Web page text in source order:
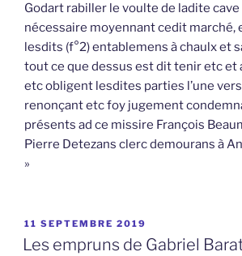
Godart rabiller le voulte de ladite
nécessaire moyennant cedit marché,
lesdits (f°2) entablemens à chaulx et
tout ce que dessus est dit tenir etc et
etc obligent lesdites parties l’une
renonçant etc foy jugement
présents ad ce missire François
Pierre Detezans clerc demourans à
»
PUBLIÉ
LE
11 SEPTEMBRE 2019
Les empruns de Gabriel